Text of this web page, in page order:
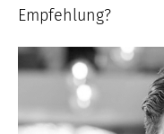
Empfehlung?